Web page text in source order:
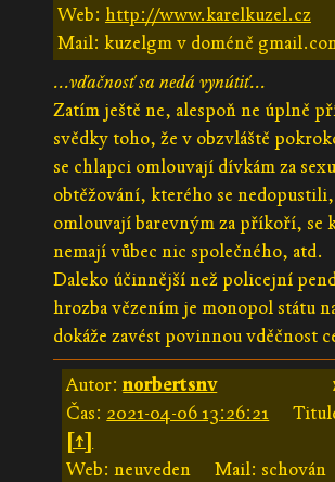
Web: http://www.karelkuzel.cz
Mail: kuzelgm v doméně
...vďačnosť sa nedá vynútiť...
Zatím ještě ne, alespoň ne úplně
svědky toho, že v obzvláště
se chlapci omlouvají dívkám za
obtěžování, kterého se nedopustili,
omlouvají barevným za příkoří, se
nemají vůbec nic společného, atd.
Daleko účinnější než policejní
hrozba vězením je monopol státu
dokáže zavést povinnou vděčnost
Autor:norbertsnv
Čas: 2021-04-06 13:26:21
[↑]
Web: neuveden
Mail: schován